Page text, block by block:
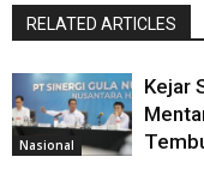
RELATED ARTICLES
Nasional
Kejar